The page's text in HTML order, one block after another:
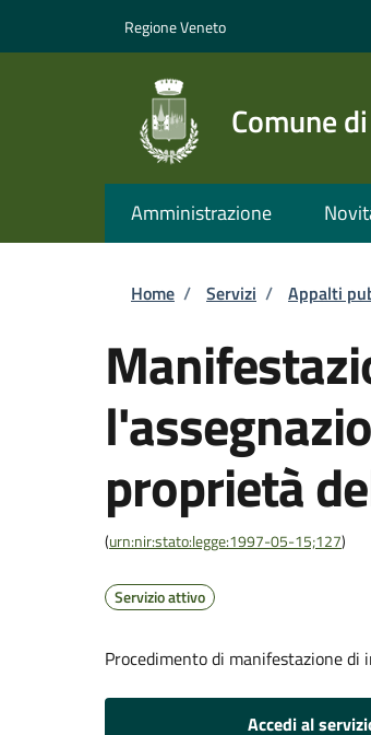
Regione Veneto
Comune
Amministrazione
Briciole di
Home / Servizi / Appalti
proprietà
(urn:nir:stato:legge:1997-05-15;127)
Servizio attivo
Procedimento di manifestazione
Accedi al